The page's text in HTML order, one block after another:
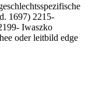
1697) 2215-
Iwaszko
oder leitbild edge